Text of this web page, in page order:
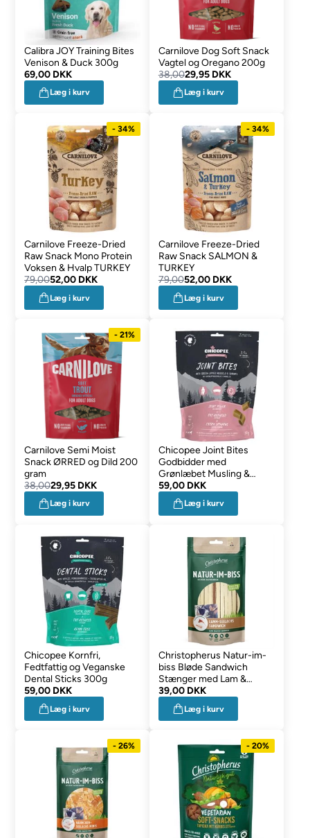
Calibra JOY Training Bites
Venison & Duck 300g
69,00 DKK
Læg i kurv
Carnilove Dog Soft Snack
Vagtel og Oregano 200g
38,0029,95 DKK
Læg i kurv
- 34%
Carnilove Freeze-Dried
Raw Snack Mono Protein
Voksen & Hvalp TURKEY
79,0052,00 DKK
Læg i kurv
- 34%
Carnilove Freeze-Dried
Raw Snack SALMON &
TURKEY
79,0052,00 DKK
Læg i kurv
- 21%
Carnilove Semi Moist
Snack ØRRED og Dild 200
gram
38,0029,95 DKK
Læg i kurv
Chicopee Joint Bites
Godbidder med
Grønlæbet Musling &
Rejer 350g
59,00 DKK
Læg i kurv
Chicopee Kornfri,
Fedtfattig og Veganske
Dental Sticks 300g
59,00 DKK
Læg i kurv
Christopherus Natur-im-
biss Bløde Sandwich
Stænger med Lam &
Sejfisk 70g
39,00 DKK
Læg i kurv
- 26% - 20%